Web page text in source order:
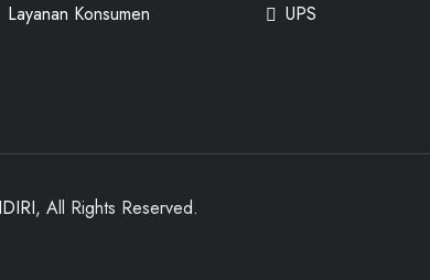
Layanan Konsumen
UPS
, All Rights Reserved.